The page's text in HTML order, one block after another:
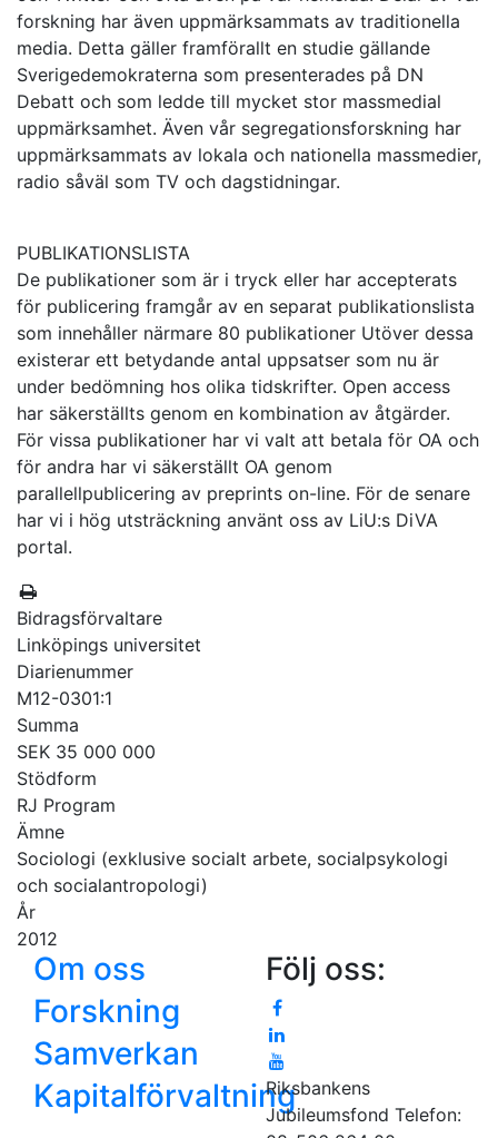
forskning har även uppmärksammats av traditionella
media. Detta gäller framförallt en studie gällande
Sverigedemokraterna som presenterades på DN
Debatt och som ledde till mycket stor massmedial
uppmärksamhet. Även vår segregationsforskning har
uppmärksammats av lokala och nationella massmedier,
radio såväl som TV och dagstidningar.
PUBLIKATIONSLISTA
De publikationer som är i tryck eller har accepterats
för publicering framgår av en separat publikationslista
som innehåller närmare 80 publikationer Utöver dessa
existerar ett betydande antal uppsatser som nu är
under bedömning hos olika tidskrifter. Open access
har säkerställts genom en kombination av åtgärder.
För vissa publikationer har vi valt att betala för OA och
för andra har vi säkerställt OA genom
parallellpublicering av preprints on-line. För de senare
har vi i hög utsträckning använt oss av LiU:s DiVA
portal.
Bidragsförvaltare
Linköpings universitet
Diarienummer
M12-0301:1
Summa
SEK 35 000 000
Stödform
RJ Program
Ämne
Sociologi (exklusive socialt arbete, socialpsykologi
och socialantropologi)
År
2012
Om oss
Forskning
Samverkan
Kapitalförvaltning
Följ oss:
Riksbankens
Jubileumsfond Telefon: